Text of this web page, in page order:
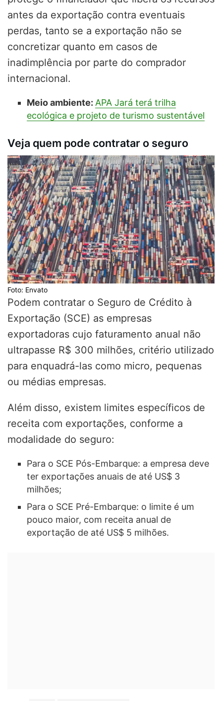
antes da exportação contra eventuais
perdas, tanto se a exportação não se
concretizar quanto em casos de
inadimplência por parte do comprador
internacional.
Meio ambiente: APA Jará terá trilha
ecológica e projeto de turismo sustentável
Veja quem pode contratar o seguro
Foto: Envato
Podem contratar o Seguro de Crédito à
Exportação (SCE) as empresas
exportadoras cujo faturamento anual não
ultrapasse R$ 300 milhões, critério utilizado
para enquadrá-las como micro, pequenas
ou médias empresas.
Além disso, existem limites específicos de
receita com exportações, conforme a
modalidade do seguro:
Para o SCE Pós-Embarque: a empresa deve
ter exportações anuais de até US$ 3
milhões;
Para o SCE Pré-Embarque: o limite é um
pouco maior, com receita anual de
exportação de até US$ 5 milhões.